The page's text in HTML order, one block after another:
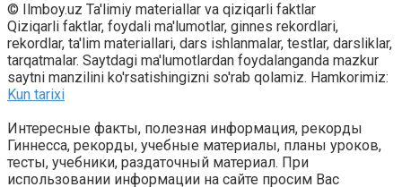
© Ilmboy.uz Ta'limiy materiallar va qiziqarli faktlar
Qiziqarli faktlar, foydali ma'lumotlar, ginnes rekordlari,
rekordlar, ta'lim materiallari, dars ishlanmalar, testlar, darsliklar,
tarqatmalar. Saytdagi ma'lumotlardan foydalanganda mazkur
saytni manzilini ko'rsatishingizni so'rab qolamiz. Hamkorimiz:
Kun tarixi
Интересные факты, полезная информация, рекорды
Гиннесса, рекорды, учебные материалы, планы уроков,
тесты, учебники, раздаточный материал. При
использовании информации на сайте просим Вас